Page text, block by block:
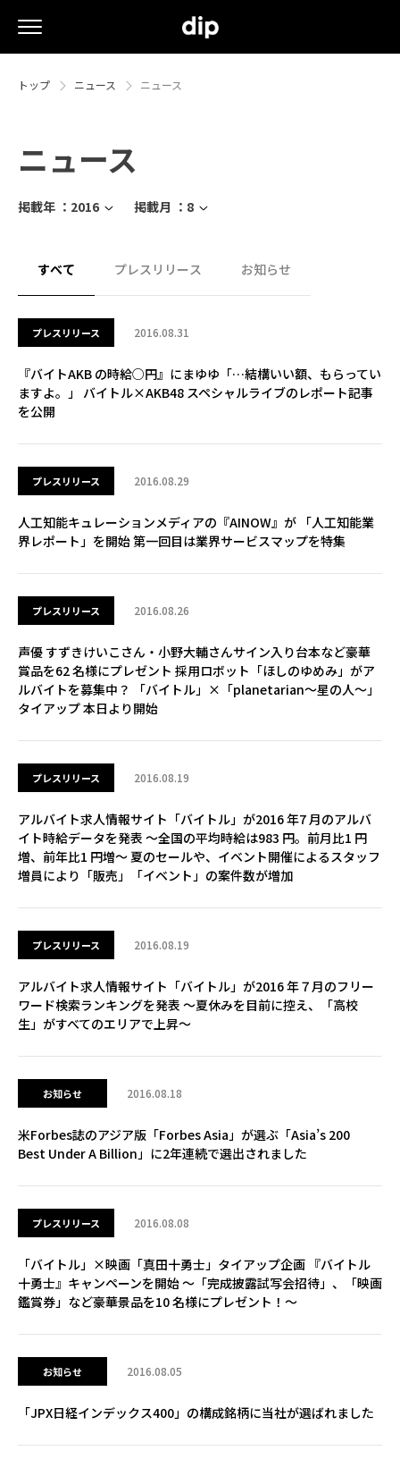
トップ ニュース ニュース
ニュース
掲載年 ： 2016 掲載月 ： 8
すべて プレスリリース お知らせ
プレスリリース 2016.08.31
『バイトAKB の時給○円』にまゆゆ「…結構いい額、もらってい
ますよ。」 バイトル×AKB48 スペシャルライブのレポート記事
を公開
プレスリリース 2016.08.29
人工知能キュレーションメディアの『AINOW』が 「人工知能業
界レポート」を開始 第一回目は業界サービスマップを特集
プレスリリース 2016.08.26
声優 すずきけいこさん・小野大輔さんサイン入り台本など豪華
賞品を62 名様にプレゼント 採用ロボット「ほしのゆめみ」がア
ルバイトを募集中？ 「バイトル」×「planetarian～星の人～」
タイアップ 本日より開始
プレスリリース 2016.08.19
アルバイト求人情報サイト「バイトル」が2016 年7 月のアルバ
イト時給データを発表 ～全国の平均時給は983 円。前月比1 円
増、前年比1 円増～ 夏のセールや、イベント開催によるスタッフ
増員により「販売」「イベント」の案件数が増加
プレスリリース 2016.08.19
アルバイト求人情報サイト「バイトル」が2016 年７月のフリー
ワード検索ランキングを発表 ～夏休みを目前に控え、「高校
生」がすべてのエリアで上昇～
お知らせ 2016.08.18
米Forbes誌のアジア版「Forbes Asia」が選ぶ「Asia’s 200
Best Under A Billion」に2年連続で選出されました
プレスリリース 2016.08.08
「バイトル」×映画「真田十勇士」タイアップ企画 『バイトル
十勇士』キャンペーンを開始 ～「完成披露試写会招待」、「映画
鑑賞券」など豪華景品を10 名様にプレゼント！～
お知らせ 2016.08.05
「JPX日経インデックス400」の構成銘柄に当社が選ばれました